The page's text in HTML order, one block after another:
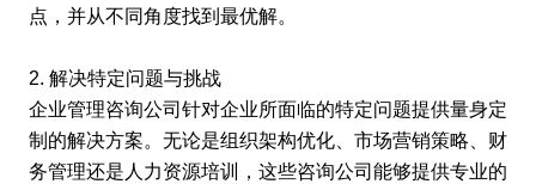
点，并从不同角度找到最优解。
2. 解决特定问题与挑战
企业管理咨询公司针对企业所面临的特定问题提供量身定
制的解决方案。无论是组织架构优化、市场营销策略、财
务管理还是人力资源培训，这些咨询公司能够提供专业的